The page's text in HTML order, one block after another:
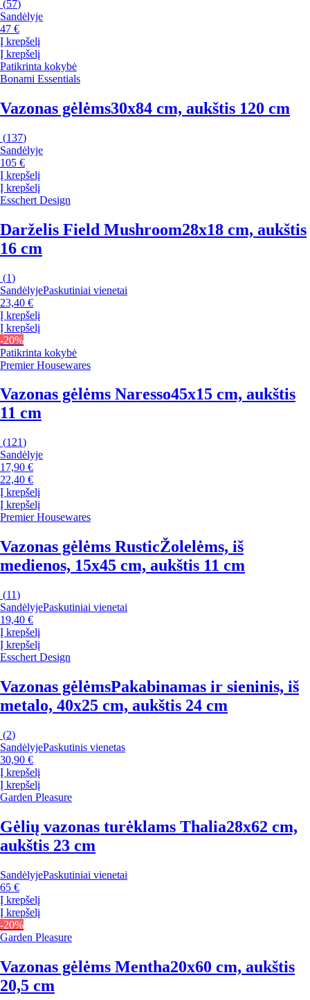
(57)
Sandėlyje
47 €
Į krepšelį
Į krepšelį
Patikrinta kokybė
Bonami Essentials
Vazonas gėlėms30x84 cm, aukštis 120 cm
(137)
Sandėlyje
105 €
Į krepšelį
Į krepšelį
Esschert Design
Darželis Field Mushroom28x18 cm, aukštis
16 cm
(1)
SandėlyjePaskutiniai vienetai
23,40 €
Į krepšelį
Į krepšelį
-20%
Patikrinta kokybė
Premier Housewares
Vazonas gėlėms Naresso45x15 cm, aukštis
11 cm
(121)
Sandėlyje
17,90 €
22,40 €
Į krepšelį
Į krepšelį
Premier Housewares
Vazonas gėlėms RusticŽolelėms, iš
medienos, 15x45 cm, aukštis 11 cm
(11)
SandėlyjePaskutiniai vienetai
19,40 €
Į krepšelį
Į krepšelį
Esschert Design
Vazonas gėlėmsPakabinamas ir sieninis, iš
metalo, 40x25 cm, aukštis 24 cm
(2)
SandėlyjePaskutinis vienetas
30,90 €
Į krepšelį
Į krepšelį
Garden Pleasure
Gėlių vazonas turėklams Thalia28x62 cm,
aukštis 23 cm
SandėlyjePaskutiniai vienetai
65 €
Į krepšelį
Į krepšelį
-20%
Garden Pleasure
Vazonas gėlėms Mentha20x60 cm, aukštis
20,5 cm